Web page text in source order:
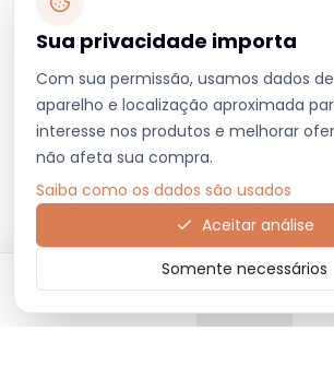
Sua privacidade importa
Com sua permissão, usamos dados
aparelho e localização aproximada
interesse nos produtos e melhorar
não afeta sua compra.
Saiba como os dados são usados
Aceitar análise
Somente necessários